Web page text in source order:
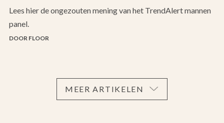
Lees hier de ongezouten mening van het TrendAlert mannen
panel.
DOOR FLOOR
MEER ARTIKELEN